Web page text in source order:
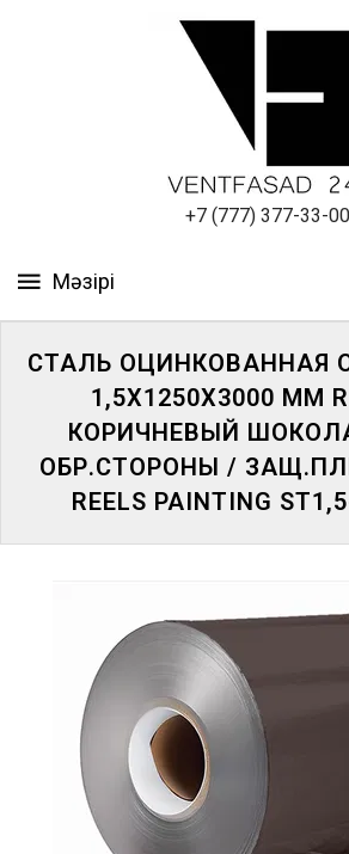
+7 (777) 377-33-00
ПАНЕЛИ
ПРОЕКТИРОВАНИЕ
ЖҮЙЕГЕ
СТАЛЬ ОЦИНКОВАННАЯ
1,5Х1250Х3000 ММ
КОРИЧНЕВЫЙ
ОБР.СТОРОНЫ /
REELS PAINTING